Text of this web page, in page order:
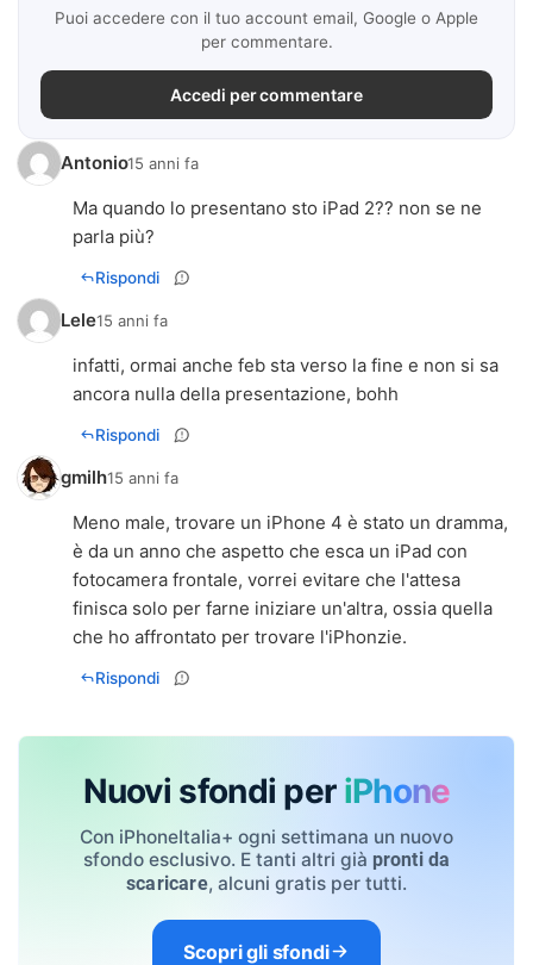
Puoi accedere con il tuo account email, Google o Apple
per commentare.
Accedi per commentare
Antonio15 anni fa
Ma quando lo presentano sto iPad 2?? non se ne
parla più?
Rispondi
Lele15 anni fa
infatti, ormai anche feb sta verso la fine e non si sa
ancora nulla della presentazione, bohh
Rispondi
gmilh15 anni fa
Meno male, trovare un iPhone 4 è stato un dramma,
è da un anno che aspetto che esca un iPad con
fotocamera frontale, vorrei evitare che l'attesa
finisca solo per farne iniziare un'altra, ossia quella
che ho affrontato per trovare l'iPhonzie.
Rispondi
Nuovi sfondi per iPhone
Con iPhoneItalia+ ogni settimana un nuovo
sfondo esclusivo. E tanti altri già pronti da
scaricare, alcuni gratis per tutti.
Scopri gli sfondi